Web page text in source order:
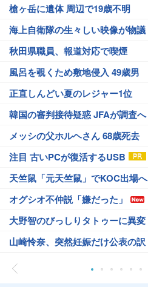
槍ヶ岳に遺体 周辺で19歳不明
海上自衛隊の生々しい映像が物議
秋田県職員、報道対応で喫煙
風呂を覗くため敷地侵入 49歳男
正直しんどい夏のレジャー1位
韓国の審判接待疑惑 JFAが調査へ
メッシの父ホルヘさん 68歳死去
注目 古いPCが復活するUSB
天竺鼠「元天竺鼠」でKOC出場へ
オグシオ不仲説「嫌だった」
大野智のびっしりタトゥーに異変
山崎怜奈、突然妊娠だけ公表の訳